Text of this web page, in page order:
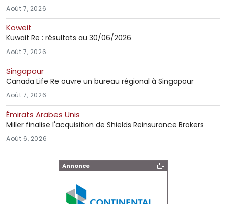
Août 7, 2026
Koweit
Kuwait Re : résultats au 30/06/2026
Août 7, 2026
Singapour
Canada Life Re ouvre un bureau régional à Singapour
Août 7, 2026
Émirats Arabes Unis
Miller finalise l'acquisition de Shields Reinsurance Brokers
Août 6, 2026
Annonce